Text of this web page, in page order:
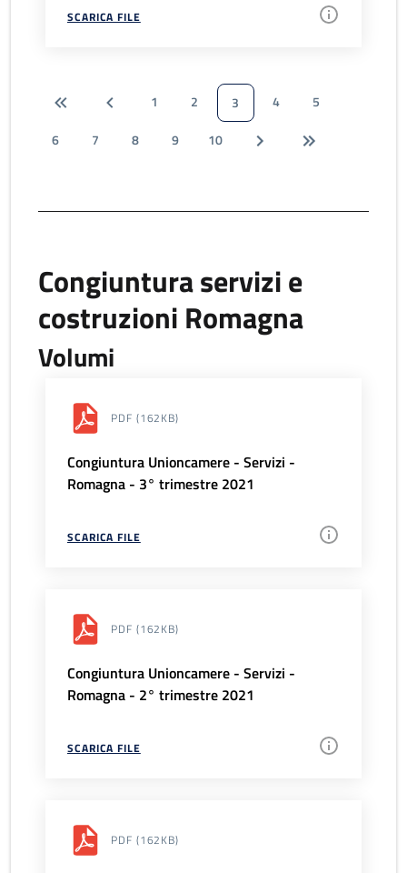
SCARICA FILE
1 2 3 4
5
6
7 8 9 10
Congiuntura servizi e
costruzioni Romagna
Volumi
PDF (162KB)
Congiuntura Unioncamere - Servizi -
Romagna - 3° trimestre 2021
SCARICA FILE
PDF (162KB)
Congiuntura Unioncamere - Servizi -
Romagna - 2° trimestre 2021
SCARICA FILE
PDF (162KB)